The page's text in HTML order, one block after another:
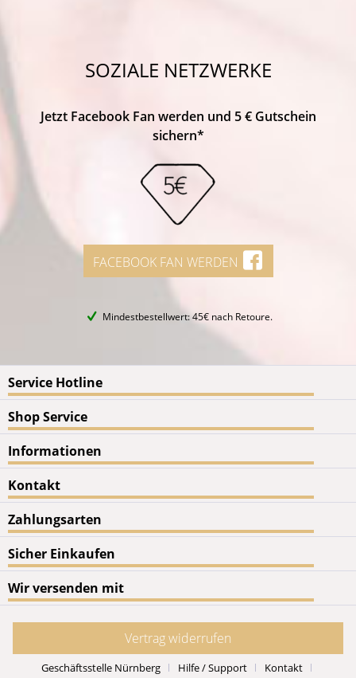
SOZIALE NETZWERKE
Jetzt Facebook Fan werden und 5 € Gutschein
sichern*
FACEBOOK FAN WERDEN
Mindestbestellwert: 45€ nach Retoure.
Service Hotline
Shop Service
Informationen
Kontakt
Zahlungsarten
Sicher Einkaufen
Wir versenden mit
Vertrag widerrufen
Geschäftsstelle Nürnberg Hilfe / Support Kontakt